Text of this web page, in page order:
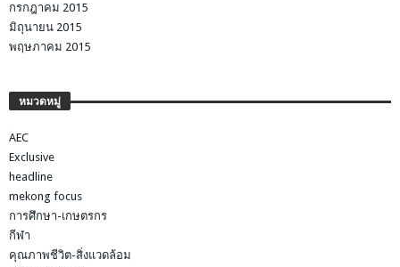
กรกฎาคม 2015
มิถุนายน 2015
พฤษภาคม 2015
หมวดหมู่
AEC
Exclusive
headline
mekong focus
การศึกษา-เกษตรกร
กีฬา
คุณภาพชีวิต-สิ่งแวดล้อม